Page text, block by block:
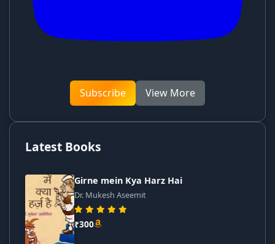
Subscribe View More
Latest Books
Girne mein Kya Harz Hai
Dr. Mukesh Aseemit
₹300